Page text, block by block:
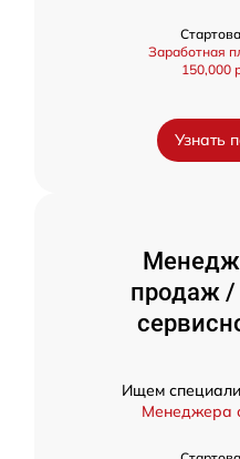
Заработная
150,000
Узнать
продаж
Ищем
Менеджера